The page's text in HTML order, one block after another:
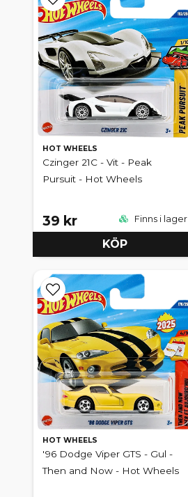
HOT WHEELS
Czinger 21C - Vit - Peak
Pursuit - Hot Wheels
39 kr Finns i lager
KÖP
HOT WHEELS
'96 Dodge Viper GTS - Gul -
Then and Now - Hot Wheels